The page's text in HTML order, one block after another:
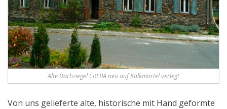
Alte Dachziegel CREBA neu auf Kalkmörtel verlegt
Von uns gelieferte alte, historische mit Hand geformte